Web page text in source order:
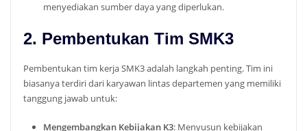
menyediakan sumber daya yang diperlukan.
2. Pembentukan Tim SMK3
Pembentukan tim kerja SMK3 adalah langkah penting. Tim ini
biasanya terdiri dari karyawan lintas departemen yang memiliki
tanggung jawab untuk:
Mengembangkan Kebijakan K3: Menyusun kebijakan